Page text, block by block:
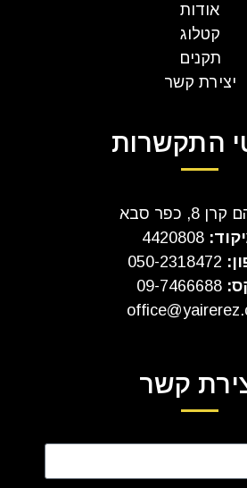
אודות
קטלוג
תקנים
יצירת קשר
התקשרות
8, כפר סבא
09-7466688
קשר